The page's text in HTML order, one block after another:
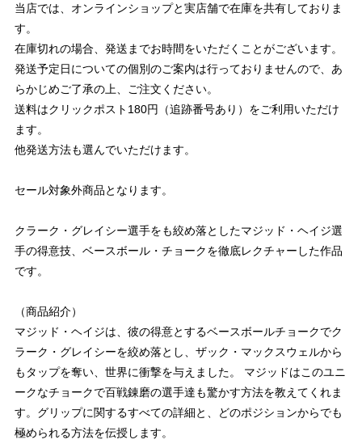
当店では、オンラインショップと実店舗で在庫を共有しておりま
す。
在庫切れの場合、発送までお時間をいただくことがございます。
発送予定日についての個別のご案内は行っておりませんので、あ
らかじめご了承の上、ご注文ください。
送料はクリックポスト180円（追跡番号あり）をご利用いただけ
ます。
他発送方法も選んでいただけます。
セール対象外商品となります。
クラーク・グレイシー選手をも絞め落としたマジッド・ヘイジ選
手の得意技、ベースボール・チョークを徹底レクチャーした作品
です。
（商品紹介）
マジッド・ヘイジは、彼の得意とするベースボールチョークでク
ラーク・グレイシーを絞め落とし、ザック・マックスウェルから
もタップを奪い、世界に衝撃を与えました。 マジッドはこのユニ
ークなチョークで百戦錬磨の選手達も驚かす方法を教えてくれま
す。グリップに関するすべての詳細と、どのポジションからでも
極められる方法を伝授します。